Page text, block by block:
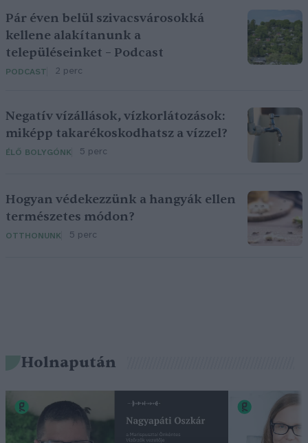
Pár éven belül szivacsvárosokká
kellene alakítanunk a
településeinket – Podcast
PODCAST 2 perc
Negatív vízállások, vízkorlátozások:
miképp takarékoskodhatsz a vízzel?
ÉLŐ BOLYGÓNK 5 perc
Hogyan védekezzünk a hangyák ellen
természetes módon?
OTTHONUNK 5 perc
Holnapután